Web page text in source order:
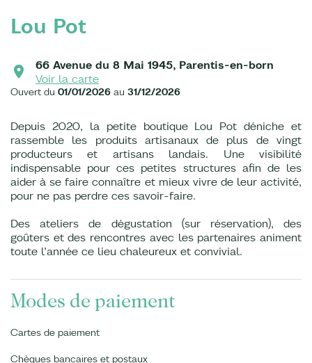
Lou Pot
66 Avenue du 8 Mai 1945, Parentis-en-born
Voir la carte
Ouvert du 01/01/2026 au 31/12/2026
Depuis 2020, la petite boutique Lou Pot déniche et
rassemble les produits artisanaux de plus de vingt
producteurs et artisans landais. Une visibilité
indispensable pour ces petites structures afin de les
aider à se faire connaître et mieux vivre de leur activité,
pour ne pas perdre ces savoir-faire.
Des ateliers de dégustation (sur réservation), des
goûters et des rencontres avec les partenaires animent
toute l’année ce lieu chaleureux et convivial.
Modes de paiement
Cartes de paiement
Chèques bancaires et postaux